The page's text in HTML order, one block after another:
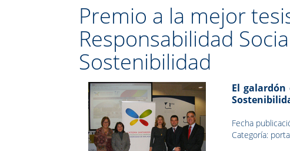
Premio a la mejor
Responsabilidad
Sostenibilidad
El galardón
Fecha
Categoría: